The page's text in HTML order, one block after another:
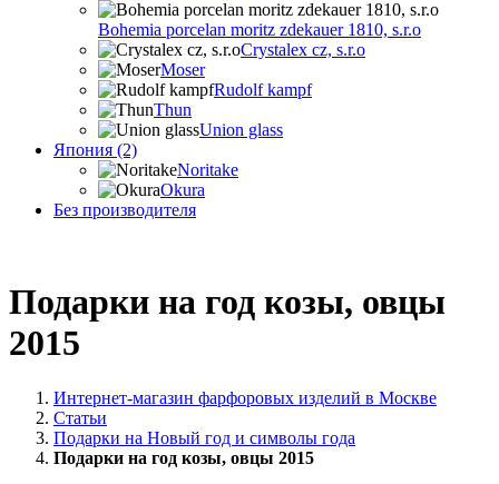
Bohemia porcelan moritz zdekauer 1810, s.r.o
Crystalex cz, s.r.o
Moser
Rudolf kampf
Thun
Union glass
Япония (2)
Noritake
Okura
Без производителя
Подарки на год козы, овцы
2015
Интернет-магазин фарфоровых изделий в Москве
Статьи
Подарки на Новый год и символы года
Подарки на год козы, овцы 2015